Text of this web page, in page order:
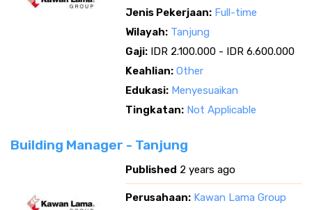
Jenis Pekerjaan: Full-time
Wilayah: Tanjung
Gaji: IDR 2.100.000 - IDR 6.600.000
Keahlian: Other
Edukasi: Menyesuaikan
Tingkatan: Not Applicable
Building Manager - Tanjung
Published 2 years ago
Perusahaan: Kawan Lama Group